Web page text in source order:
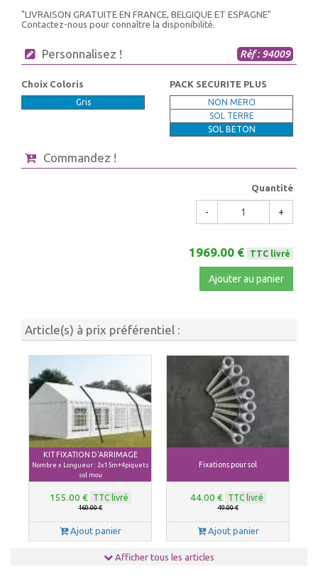
"LIVRAISON GRATUITE EN FRANCE, BELGIQUE ET ESPAGNE"
Contactez-nous pour connaître la disponibilité.
Personnalisez ! Réf : 94009
Choix Coloris
Gris
PACK SECURITE PLUS
NON MERCI
SOL TERRE
SOL BETON
Commandez !
Quantité
- +
1969.00 € TTC livré
Ajouter au panier
Article(s) à prix préférentiel :
KIT FIXATION D'ARRIMAGE
Nombre x Longueur : 2x15m+4piquets
sol mou
155.00 € TTC livré
160.00 €
Ajout panier
Fixations pour sol
44.00 € TTC livré
49.00 €
Ajout panier
Afficher tous les articles